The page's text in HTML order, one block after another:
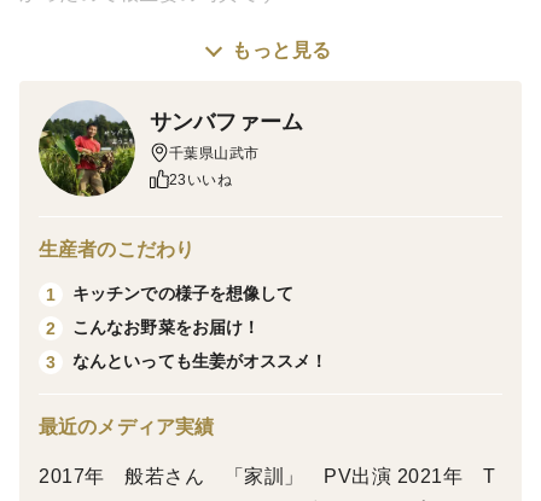
プリプリのフレッシュな新生姜です。
飲食店にも人気の生姜をお試しください。
千葉の生姜王（自称）の自信作です。
で。
薬味だけでなくスライスや千切りでお使いいただけま
す。だから最後まで使いきれます！
なぜなら皮も薄く柔らかく辛味もマイルドだか
※辛味は11月の収穫後、貯蔵期間が長くなるにつれ、
徐々に強くなっていきます。
もっと見る
サンバファーム
千葉県山武市
23いいね
生産者のこだわり
1
キッチンでの様子を想像して
2
こんなお野菜をお届け！
3
なんといっても生姜がオススメ！
最近のメディア実績
2017年 般若さん 「家訓」 PV出演 2021年 T